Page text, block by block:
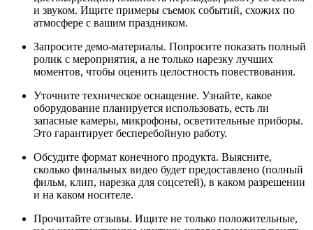
и звуком. Ищите примеры съемок событий, схожих по
атмосфере с вашим праздником.
Запросите демо-материалы. Попросите показать полный
ролик с мероприятия, а не только нарезку лучших
моментов, чтобы оценить целостность повествования.
Уточните техническое оснащение. Узнайте, какое
оборудование планируется использовать, есть ли
запасные камеры, микрофоны, осветительные приборы.
Это гарантирует бесперебойную работу.
Обсудите формат конечного продукта. Выясните,
сколько финальных видео будет предоставлено (полный
фильм, клип, нарезка для соцсетей), в каком разрешении
и на каком носителе.
Прочитайте отзывы. Ищите не только положительные,